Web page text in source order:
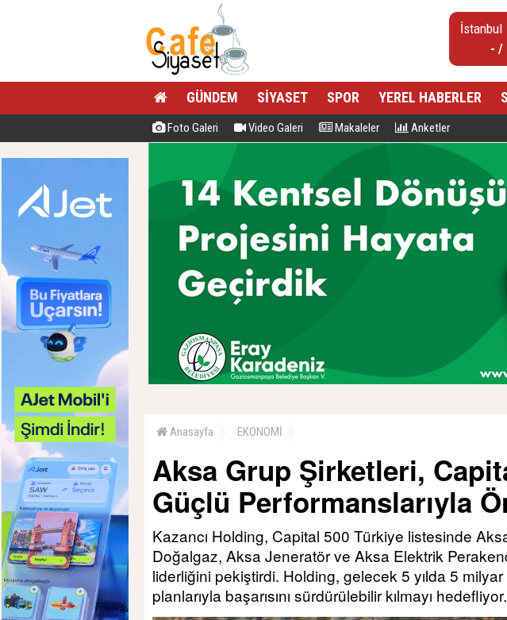
- /
GÜNDEM SİYASET SPOR YEREL HABERLER
Foto Galeri Video Galeri Makaleler Anketler
Anasayfa EKONOMİ
Aksa Grup Şirketleri,
Güçlü Performanslarıyla
Kazancı Holding, Capital 500 Türkiye listesinde
Doğalgaz, Aksa Jeneratör ve Aksa Elektrik
liderliğini pekiştirdi. Holding, gelecek 5 yılda 5 milyar
planlarıyla başarısını sürdürülebilir kılmayı hedefliyor.